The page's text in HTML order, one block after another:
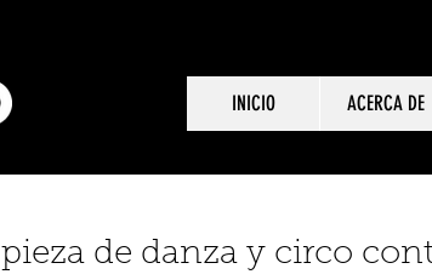
INICIO ACERCA DE
pieza de danza y circo